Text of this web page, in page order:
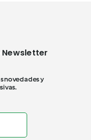
novedades y